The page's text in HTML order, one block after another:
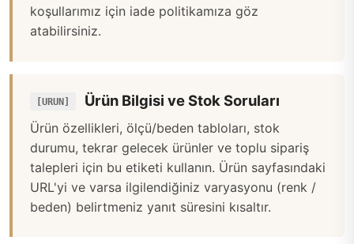
koşullarımız için iade politikamıza göz
atabilirsiniz.
[URUN] Ürün Bilgisi ve Stok Soruları
Ürün özellikleri, ölçü/beden tabloları, stok
durumu, tekrar gelecek ürünler ve toplu sipariş
talepleri için bu etiketi kullanın. Ürün sayfasındaki
URL'yi ve varsa ilgilendiğiniz varyasyonu (renk /
beden) belirtmeniz yanıt süresini kısaltır.